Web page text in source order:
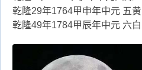
乾隆29年1764甲申年中元 五黄
乾隆49年1784甲辰年中元 六白